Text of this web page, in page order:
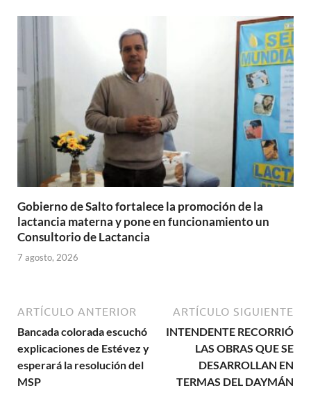
Gobierno de Salto fortalece la promoción de la
lactancia materna y pone en funcionamiento un
Consultorio de Lactancia
7 agosto, 2026
ARTÍCULO ANTERIOR
Bancada colorada escuchó
explicaciones de Estévez y
esperará la resolución del
MSP
ARTÍCULO SIGUIENTE
INTENDENTE RECORRIÓ
LAS OBRAS QUE SE
DESARROLLAN EN
TERMAS DEL DAYMÁN